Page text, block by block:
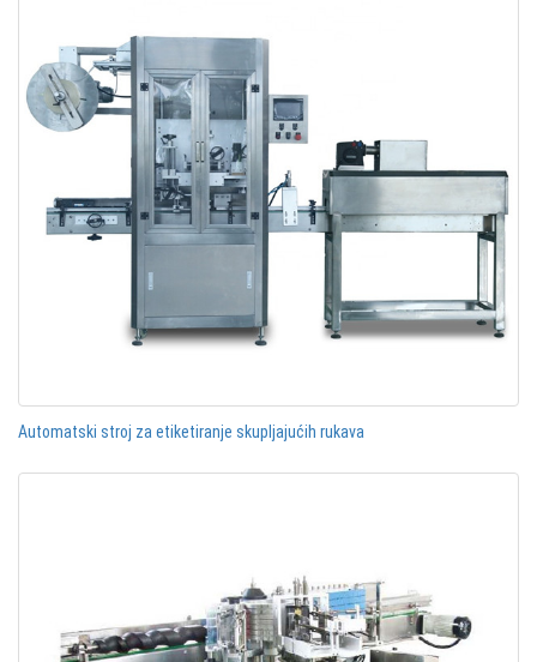
Automatski stroj za etiketiranje skupljajućih rukava